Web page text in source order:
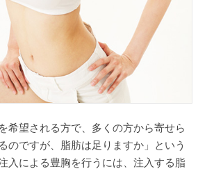
希望される方で、多くの方から寄せら
のですが、脂肪は足りますか」という
入による豊胸を行うには、注入する脂